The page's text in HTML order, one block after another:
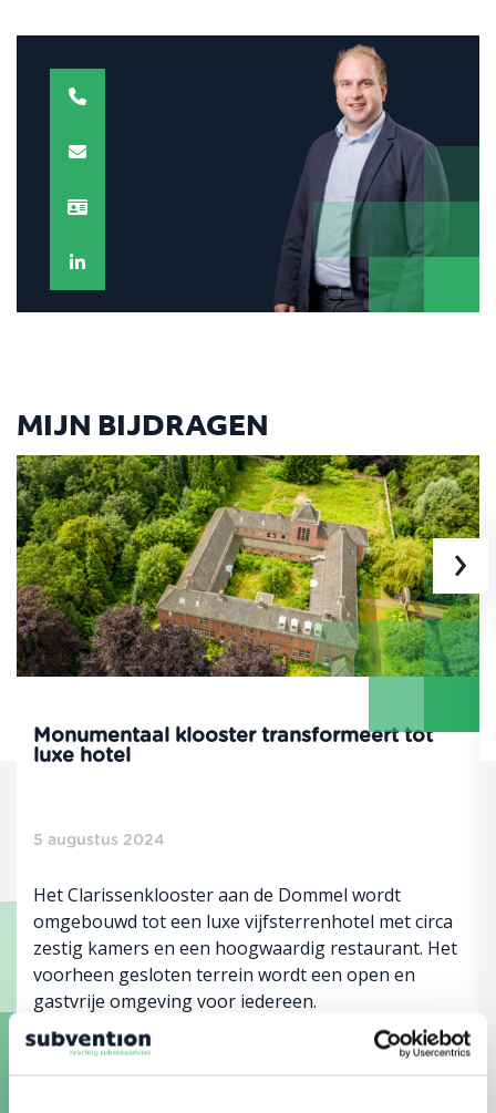
MIJN BIJDRAGEN
Monumentaal klooster transformeert tot
luxe hotel
5 augustus 2024
Het Clarissenklooster aan de Dommel wordt
omgebouwd tot een luxe vijfsterrenhotel met circa
zestig kamers en een hoogwaardig restaurant. Het
voorheen gesloten terrein wordt een open en
gastvrije omgeving voor iedereen.
›